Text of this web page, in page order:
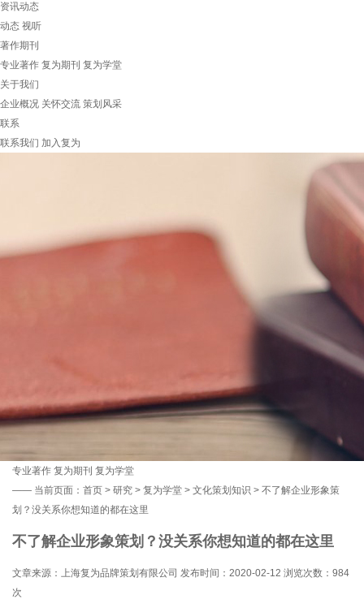
资讯动态
动态 视听
著作期刊
专业著作 复为期刊 复为学堂
关于我们
企业概况 关怀交流 策划风采
联系
联系我们 加入复为
专业著作 复为期刊 复为学堂
—— 当前页面： 首页 > 研究 > 复为学堂 > 文化策划知识 > 不了解企业形象策
划？没关系你想知道的都在这里
不了解企业形象策划？没关系你想知道的都在这里
文章来源：上海复为品牌策划有限公司 发布时间：2020-02-12 浏览次数： 984
次